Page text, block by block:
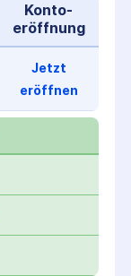
Konto­
eröffnung
Jetzt
eröffnen